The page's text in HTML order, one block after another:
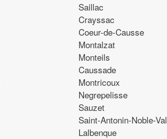
Saillac
Crayssac
Coeur-de-Causse
Montalzat
Monteils
Caussade
Montricoux
Negrepelisse
Sauzet
Saint-Antonin-Noble-Val
Lalbenque